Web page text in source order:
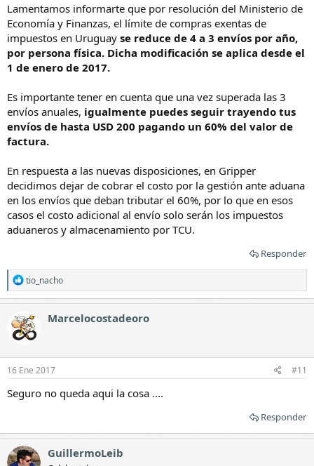
Lamentamos informarte que por resolución del Ministerio de
Economía y Finanzas, el límite de compras exentas de
impuestos en Uruguay se reduce de 4 a 3 envíos por año,
por persona física. Dicha modificación se aplica desde el
1 de enero de 2017.
Es importante tener en cuenta que una vez superada las 3
envíos anuales, igualmente puedes seguir trayendo tus
envíos de hasta USD 200 pagando un 60% del valor de
factura.
En respuesta a las nuevas disposiciones, en Gripper
decidimos dejar de cobrar el costo por la gestión ante aduana
en los envíos que deban tributar el 60%, por lo que en esos
casos el costo adicional al envío solo serán los impuestos
aduaneros y almacenamiento por TCU.
Responder
R
e
a
c
i
n
e
:
tio_nacho
Marcelocostadeoro
16 Ene 2017 #11
Seguro no queda aqui la cosa ....
Responder
GuillermoLeib